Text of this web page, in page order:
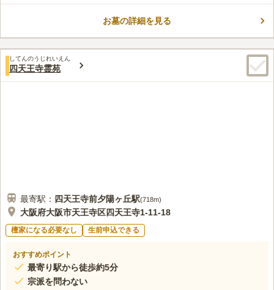
で、これからの時代に合った新しい納骨のかたちをご提案いたし
興味がある外国人が多いのかと思わせていただきます。
お墓の詳細を見る
してんのうじれいえん
四天王寺霊苑
最寄駅： 四天王寺前夕陽ヶ丘駅(718m)
大阪府大阪市天王寺区四天王寺1-11-18
檀家になる必要なし 生前申込できる
おすすめポイント
最寄り駅から徒歩約5分
宗派を問わない